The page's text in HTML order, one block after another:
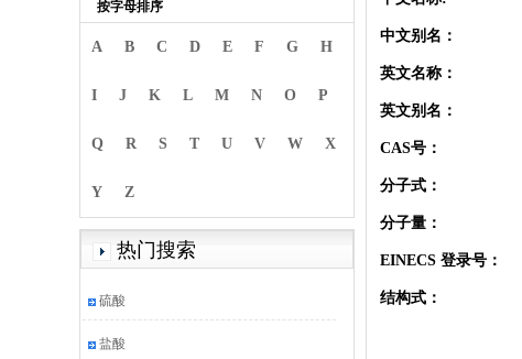
按字母排序
A B C D E F G H
I J K L M N O P
Q R S T U V W X
Y Z
热门搜索
硫酸
盐酸
中文别名：
英文名称：
英文别名：
CAS号：
分子式：
分子量：
EINECS 登录号：
结构式：